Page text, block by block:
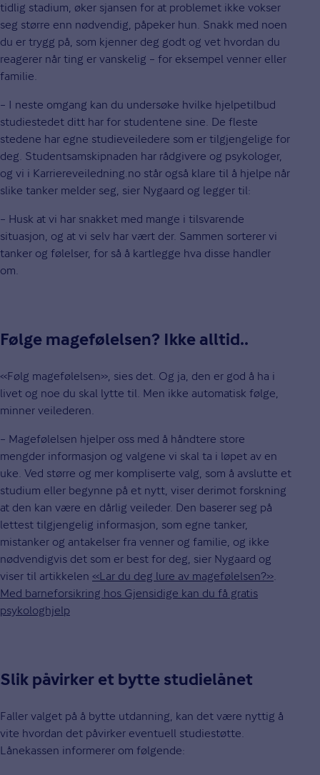
tidlig stadium, øker sjansen for at problemet ikke vokser
seg større enn nødvendig, påpeker hun. Snakk med noen
du er trygg på, som kjenner deg godt og vet hvordan du
reagerer når ting er vanskelig – for eksempel venner eller
familie.
– I neste omgang kan du undersøke hvilke hjelpetilbud
studiestedet ditt har for studentene sine. De fleste
stedene har egne studieveiledere som er tilgjengelige for
deg. Studentsamskipnaden har rådgivere og psykologer,
og vi i Karriereveiledning.no står også klare til å hjelpe når
slike tanker melder seg, sier Nygaard og legger til:
– Husk at vi har snakket med mange i tilsvarende
situasjon, og at vi selv har vært der. Sammen sorterer vi
tanker og følelser, for så å kartlegge hva disse handler
om.
Følge magefølelsen? Ikke alltid..
«Følg magefølelsen», sies det. Og ja, den er god å ha i
livet og noe du skal lytte til. Men ikke automatisk følge,
minner veilederen.
– Magefølelsen hjelper oss med å håndtere store
mengder informasjon og valgene vi skal ta i løpet av en
uke. Ved større og mer kompliserte valg, som å avslutte et
studium eller begynne på et nytt, viser derimot forskning
at den kan være en dårlig veileder. Den baserer seg på
lettest tilgjengelig informasjon, som egne tanker,
mistanker og antakelser fra venner og familie, og ikke
nødvendigvis det som er best for deg, sier Nygaard og
viser til artikkelen «Lar du deg lure av magefølelsen?».
Med barneforsikring hos Gjensidige kan du få gratis
psykologhjelp
Slik påvirker et bytte studielånet
Faller valget på å bytte utdanning, kan det være nyttig å
vite hvordan det påvirker eventuell studiestøtte.
Lånekassen informerer om følgende: